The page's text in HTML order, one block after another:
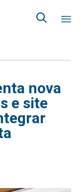

nova
e site